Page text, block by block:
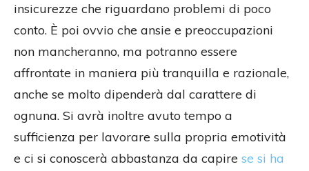
insicurezze che riguardano problemi di poco
conto. È poi ovvio che ansie e preoccupazioni
non mancheranno, ma potranno essere
affrontate in maniera più tranquilla e razionale,
anche se molto dipenderà dal carattere di
ognuna. Si avrà inoltre avuto tempo a
sufficienza per lavorare sulla propria emotività
e ci si conoscerà abbastanza da capire se si ha